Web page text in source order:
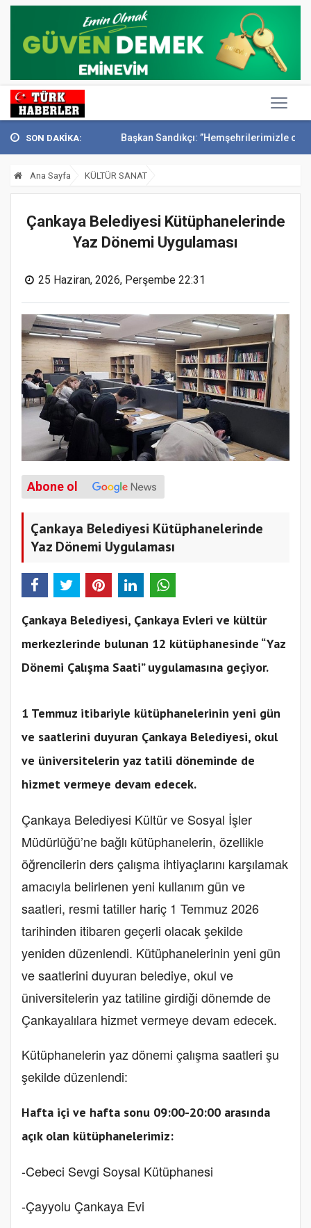
SON DAKİKA:
anıldı Başkan Sandıkçı: ”Hemşehrilerimizle olan güçl...
Ana Sayfa KÜLTÜR SANAT
Çankaya Belediyesi Kütüphanelerinde
Yaz Dönemi Uygulaması
25 Haziran, 2026, Perşembe 22:31
Abone ol
Çankaya Belediyesi Kütüphanelerinde
Yaz Dönemi Uygulaması
Çankaya Belediyesi, Çankaya Evleri ve kültür
merkezlerinde bulunan 12 kütüphanesinde “Yaz
Dönemi Çalışma Saati” uygulamasına geçiyor.
1 Temmuz itibariyle kütüphanelerinin yeni gün
ve saatlerini duyuran Çankaya Belediyesi, okul
ve üniversitelerin yaz tatili döneminde de
hizmet vermeye devam edecek.
Çankaya Belediyesi Kültür ve Sosyal İşler
Müdürlüğü’ne bağlı kütüphanelerin, özellikle
öğrencilerin ders çalışma ihtiyaçlarını karşılamak
amacıyla belirlenen yeni kullanım gün ve
saatleri, resmi tatiller hariç 1 Temmuz 2026
tarihinden itibaren geçerli olacak şekilde
yeniden düzenlendi. Kütüphanelerinin yeni gün
ve saatlerini duyuran belediye, okul ve
üniversitelerin yaz tatiline girdiği dönemde de
Çankayalılara hizmet vermeye devam edecek.
Kütüphanelerin yaz dönemi çalışma saatleri şu
şekilde düzenlendi:
Hafta içi ve hafta sonu 09:00-20:00 arasında
açık olan kütüphanelerimiz:
-Cebeci Sevgi Soysal Kütüphanesi
-Çayyolu Çankaya Evi